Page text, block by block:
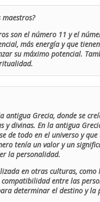
maestros?
son el número 11 y el
más energía y que
su máximo potencial.
antigua Grecia, donde se
y divinas. En la antigua
de todo en el universo y
tenía un valor y un
la personalidad.
en otras culturas,
entre las
determinar el destino y la